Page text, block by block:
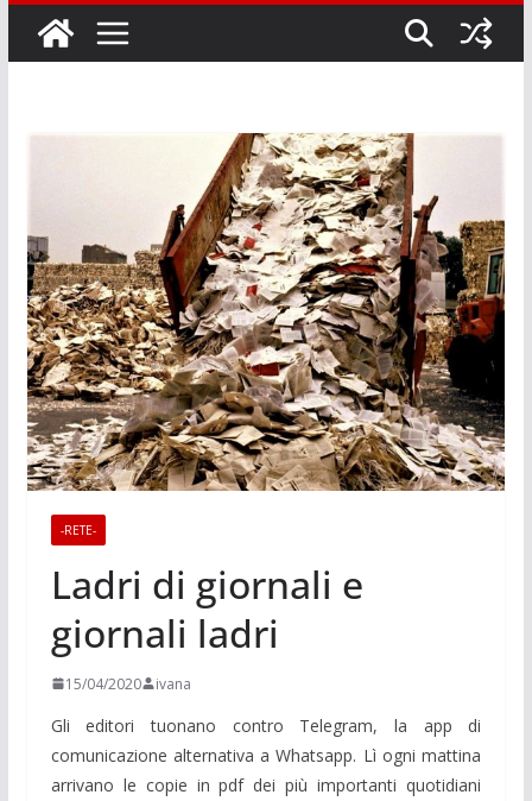
-RETE-
Ladri di giornali e
giornali ladri
15/04/2020 ivana
Gli editori tuonano contro Telegram, la app di
comunicazione alternativa a Whatsapp. Lì ogni mattina
arrivano le copie in pdf dei più importanti quotidiani